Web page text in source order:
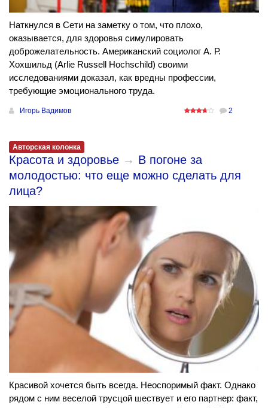
Наткнулся в Сети на заметку о том, что плохо,
оказывается, для здоровья симулировать
доброжелательность. Американский социолог А. Р.
Хохшильд (Arlie Russell Hochschild) своими
исследованиями доказал, как вредны профессии,
требующие эмоционального труда.
Игорь Вадимов 2
Авторская колонка
Красота и здоровье → В погоне за
молодостью: что еще можно сделать для
лица?
Красивой хочется быть всегда. Неоспоримый факт. Однако
рядом с ним веселой трусцой шествует и его партнер: факт,